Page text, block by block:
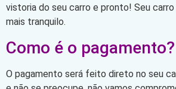
vistoria do seu carro e pronto! Seu
mais tranquilo.
Como é o pagamento?
O pagamento será feito direto no seu